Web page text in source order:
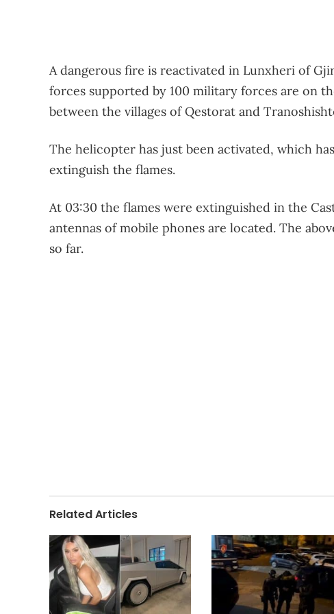
A dangerous fire is reactivated in Lunxheri of
forces supported by 100 military forces are on
between the villages of Qestorat and
The helicopter has just been activated, which
extinguish the flames.
At 03:30 the flames were extinguished in the
antennas of mobile phones are located. The
so far.
Related Articles